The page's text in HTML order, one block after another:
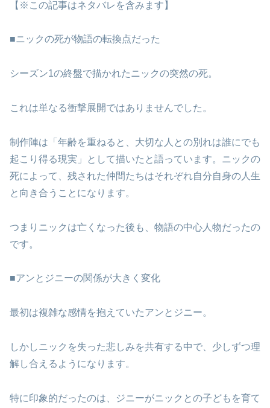
【※この記事はネタバレを含みます】
■ニックの死が物語の転換点だった
シーズン1の終盤で描かれたニックの突然の死。
これは単なる衝撃展開ではありませんでした。
制作陣は「年齢を重ねると、大切な人との別れは誰にでも
起こり得る現実」として描いたと語っています。ニックの
死によって、残された仲間たちはそれぞれ自分自身の人生
と向き合うことになります。
つまりニックは亡くなった後も、物語の中心人物だったの
です。
■アンとジニーの関係が大きく変化
最初は複雑な感情を抱えていたアンとジニー。
しかしニックを失った悲しみを共有する中で、少しずつ理
解し合えるようになります。
特に印象的だったのは、ジニーがニックとの子どもを育て